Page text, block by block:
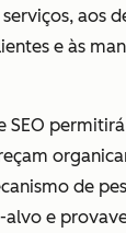
aos
e às
SEO
de
alvo e